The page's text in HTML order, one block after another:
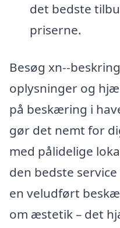
det bedste
priserne.
Besøg xn--
oplysninger og
på beskæring i
gør det nemt for
med pålidelige
den bedste
en veludført
om æstetik – det